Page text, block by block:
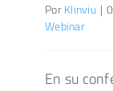
PorKlinviu |
Webinar
En su